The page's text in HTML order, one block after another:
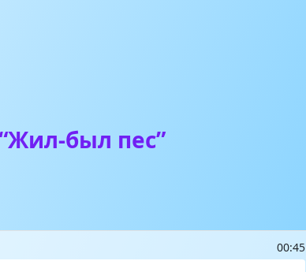
был пес”
00:45